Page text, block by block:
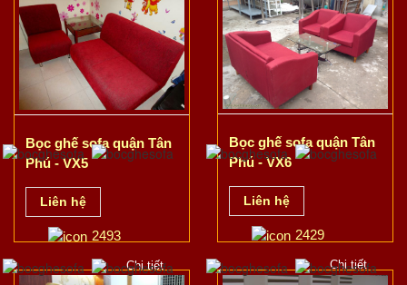
Bọc ghế sofa quận Tân
Phú - VX5
Liên hệ
2493
Chi tiết
Bọc ghế sofa quận Tân
Phú - VX6
Liên hệ
2429
Chi tiết